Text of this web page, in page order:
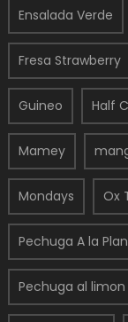
Ensalada Verde
Fresa Strawberry
Guineo Half
Mamey
Mondays Ox
Pechuga A la
Pechuga al limon